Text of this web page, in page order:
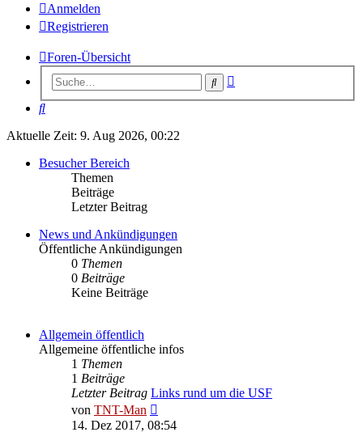
Anmelden
Registrieren
Foren-Übersicht
Suche
Suche
Aktuelle Zeit: 9. Aug 2026, 00:22
Besucher Bereich
Themen
Beiträge
Letzter Beitrag
News und Ankündigungen
Öffentliche Ankündigungen
0 Themen
0 Beiträge
Keine Beiträge
Allgemein öffentlich
Allgemeine öffentliche infos
1 Themen
1 Beiträge
Letzter Beitrag Links rund um die USF
von TNT-Man
Beitrag
14. Dez 2017, 08:54